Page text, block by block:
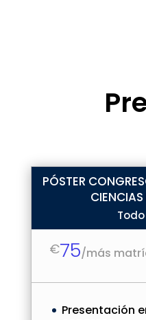
PÓSTER
CIENCIAS
€75/más
Presentación